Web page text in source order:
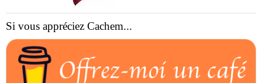
Si vous appréciez Cachem...